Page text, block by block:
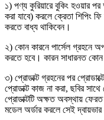
১) পণ্য কুরিয়ারে বুকিং হওয়ার পর
করা যাবে) করলে ক্রেতা শিপিং ফি
করতে বাধ্য থাকিবেন।
২) কোন কারনে পার্সেল গ্রহনে
করতে হবে। কারন সাধারনত
৩) প্রোডাক্ট গ্রহনের পর
প্রোডাক্ট কাজ না করা, ছবির
প্রোডাক্টটি অক্ষত অবস্থায়
মডেল অর্ডার করলে সেই